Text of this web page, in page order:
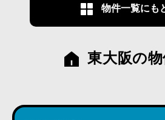
物件一覧にも
東大阪の